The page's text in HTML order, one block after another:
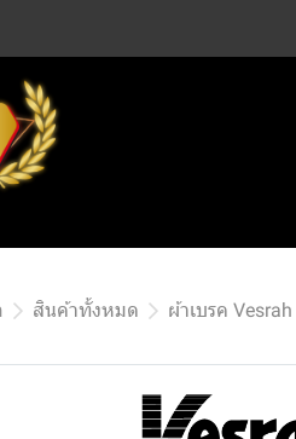
สินค้าทั้งหมด ผ้าเบรค Vesrah